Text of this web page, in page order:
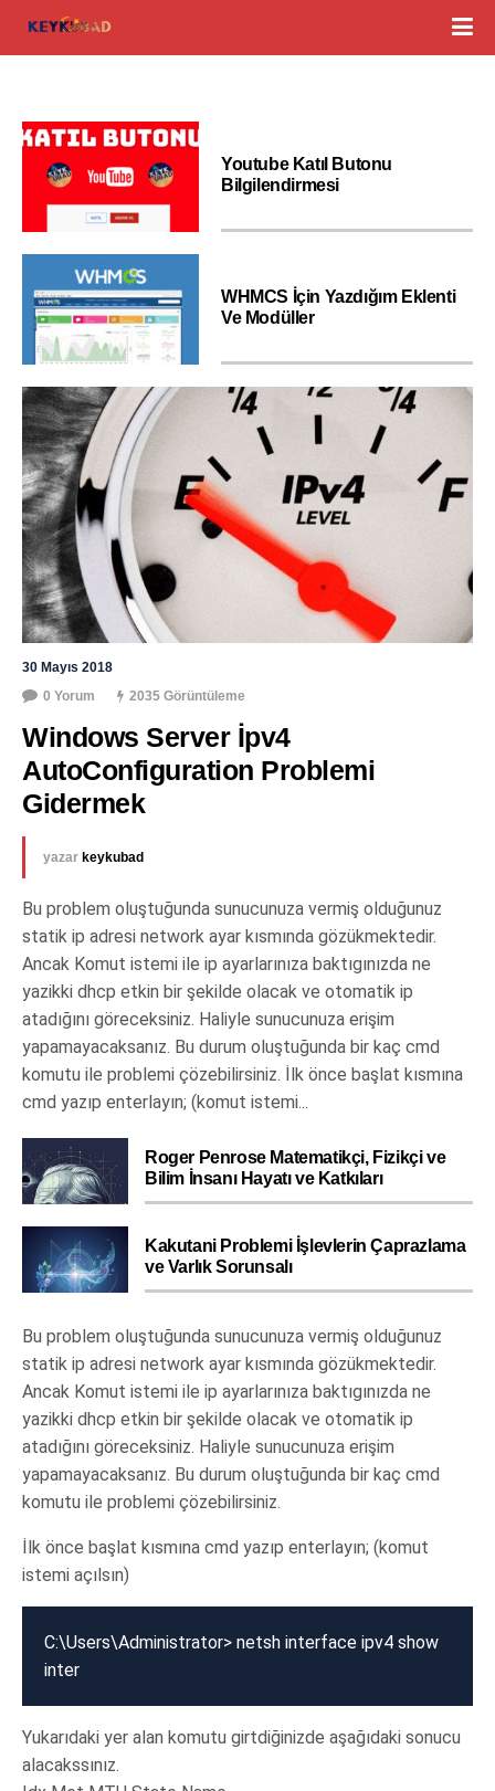
Youtube Katıl Butonu
Bilgilendirmesi
WHMCS İçin Yazdığım Eklenti
Ve Modüller
30 Mayıs 2018
0 Yorum
2035 Görüntüleme
Windows Server İpv4
AutoConfiguration Problemi
Gidermek
yazar keykubad
Bu problem oluştuğunda sunucunuza vermiş olduğunuz
statik ip adresi network ayar kısmında gözükmektedir.
Ancak Komut istemi ile ip ayarlarınıza baktıgınızda ne
yazikki dhcp etkin bir şekilde olacak ve otomatik ip
atadığını göreceksiniz. Haliyle sunucunuza erişim
yapamayacaksanız. Bu durum oluştuğunda bir kaç cmd
komutu ile problemi çözebilirsiniz. İlk önce başlat kısmına
cmd yazıp enterlayın; (komut istemi...
Roger Penrose Matematikçi, Fizikçi ve
Bilim İnsanı Hayatı ve Katkıları
Kakutani Problemi İşlevlerin Çaprazlama
ve Varlık Sorunsalı
Bu problem oluştuğunda sunucunuza vermiş olduğunuz
statik ip adresi network ayar kısmında gözükmektedir.
Ancak Komut istemi ile ip ayarlarınıza baktıgınızda ne
yazikki dhcp etkin bir şekilde olacak ve otomatik ip
atadığını göreceksiniz. Haliyle sunucunuza erişim
yapamayacaksanız. Bu durum oluştuğunda bir kaç cmd
komutu ile problemi çözebilirsiniz.
İlk önce başlat kısmına cmd yazıp enterlayın; (komut
istemi açılsın)
C:\Users\Administrator> netsh interface ipv4 show
inter
Yukarıdaki yer alan komutu girtdiğinizde aşağıdaki sonucu
alacakssınız.